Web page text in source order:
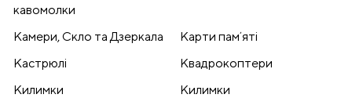
кавомолки
Камери, Скло та Дзеркала
Карти памʼяті
Кастрюлі
Квадрокоптери
Килимки
Килимки